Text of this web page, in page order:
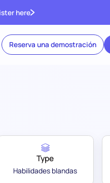
here
Reserva una demostración
Type
Habilidades blandas